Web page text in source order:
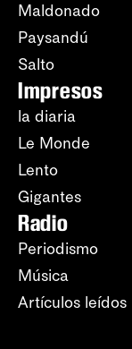
Maldonado
Paysandú
Salto
Impresos
la diaria
Le Monde
Lento
Gigantes
Radio
Periodismo
Música
Artículos leídos